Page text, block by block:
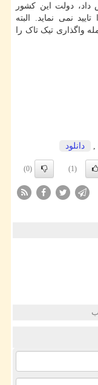
داد، دولت این کشور
نمی نماید. البته
واگذاری تیک تاک را
, دانلود
(1)
(0)